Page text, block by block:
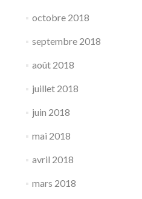
octobre 2018
septembre 2018
août 2018
juillet 2018
juin 2018
mai 2018
avril 2018
mars 2018